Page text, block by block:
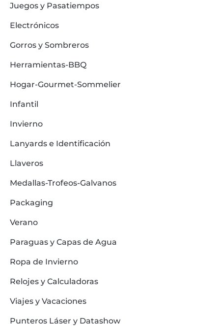
Juegos y Pasatiempos
Electrónicos
Gorros y Sombreros
Herramientas-BBQ
Hogar-Gourmet-Sommelier
Infantil
Invierno
Lanyards e Identificación
Llaveros
Medallas-Trofeos-Galvanos
Packaging
Verano
Paraguas y Capas de Agua
Ropa de Invierno
Relojes y Calculadoras
Viajes y Vacaciones
Punteros Láser y Datashow